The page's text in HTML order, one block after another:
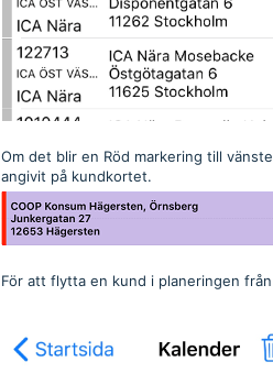
Om det blir en Röd markering till
angivit på kundkortet.
För att flytta en kund i planeringen